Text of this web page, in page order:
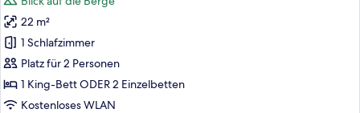
Superior-
Doppel-
oder
-
Zweibettzimmer,
Balkon,
22 m²
1 Schlafzimmer
Platz für 2 Personen
1 King-Bett ODER 2 Einzelbetten
Kostenloses WLAN